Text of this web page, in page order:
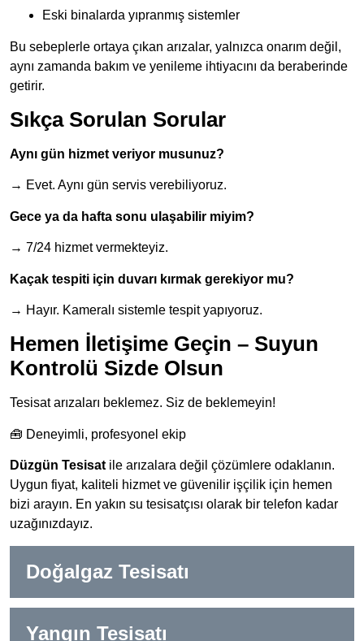
Doğalgaz Tesisatı
Yangın Tesisatı
Eski binalarda yıpranmış sistemler
Bu sebeplerle ortaya çıkan arızalar, yalnızca onarım değil,
aynı zamanda bakım ve yenileme ihtiyacını da beraberinde
getirir.
Sıkça Sorulan Sorular
Aynı gün hizmet veriyor musunuz?
→ Evet. Aynı gün servis verebiliyoruz.
Gece ya da hafta sonu ulaşabilir miyim?
→ 7/24 hizmet vermekteyiz.
Kaçak tespiti için duvarı kırmak gerekiyor mu?
→ Hayır. Kameralı sistemle tespit yapıyoruz.
Hemen İletişime Geçin – Suyun
Kontrolü Sizde Olsun
Tesisat arızaları beklemez. Siz de beklemeyin!
🧰 Deneyimli, profesyonel ekip
Düzgün Tesisat ile arızalara değil çözümlere odaklanın.
Uygun fiyat, kaliteli hizmet ve güvenilir işçilik için hemen
bizi arayın. En yakın su tesisatçısı olarak bir telefon kadar
uzağınızdayız.